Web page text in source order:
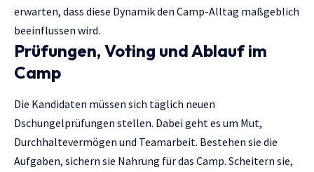
erwarten, dass diese Dynamik den Camp-Alltag maßgeblich
beeinflussen wird.
Prüfungen, Voting und Ablauf im
Camp
Die Kandidaten müssen sich täglich neuen
Dschungelprüfungen stellen. Dabei geht es um Mut,
Durchhaltevermögen und Teamarbeit. Bestehen sie die
Aufgaben, sichern sie Nahrung für das Camp. Scheitern sie,